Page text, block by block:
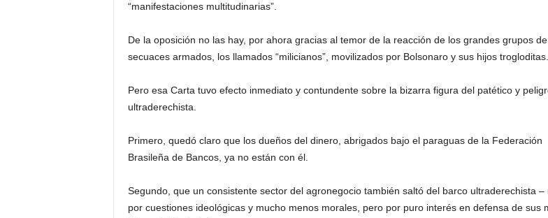
“manifestaciones multitudinarias”.
De la oposición no las hay, por ahora gracias al temor de la reacción de los grandes grupos de
secuaces armados, los llamados “milicianos”, movilizados por Bolsonaro y sus hijos trogloditas.
Pero esa Carta tuvo efecto inmediato y contundente sobre la bizarra figura del patético y
ultraderechista.
Primero, quedó claro que los dueños del dinero, abrigados bajo el paraguas de la Federación
Brasileña de Bancos, ya no están con él.
Segundo, que un consistente sector del agronegocio también saltó del barco ultraderechista –
por cuestiones ideológicas y mucho menos morales, pero por puro interés en defensa de sus